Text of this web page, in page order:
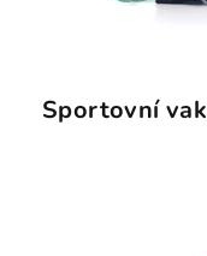
Sportovní